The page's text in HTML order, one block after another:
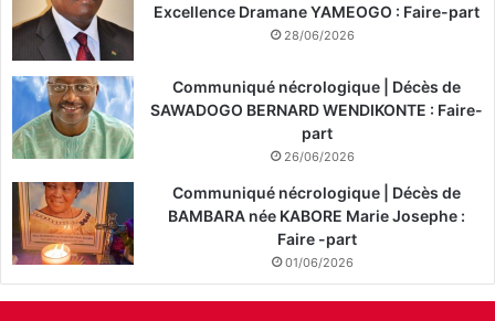
Excellence Dramane YAMEOGO : Faire-part
28/06/2026
Communiqué nécrologique | Décès de
SAWADOGO BERNARD WENDIKONTE : Faire-
part
26/06/2026
Communiqué nécrologique | Décès de
BAMBARA née KABORE Marie Josephe :
Faire -part
01/06/2026